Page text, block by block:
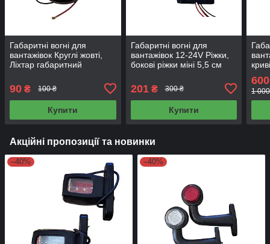
Габаритні вогні для
вантажівок Круглі жовті,
Ліхтар габаритний
см NR-0160
90 ₴ 100 ₴
Купити
Габаритні вогні для
вантажівок 12-24V Ріжки,
бокові ріжки міні 5,5 см
5,5 см
201₴ 300 ₴
Купити
шт
600
1
Акційні пропозиції та новинки
–40% –40%